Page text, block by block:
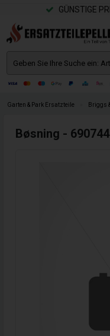
GÜNSTIGE
Garten & Park Ersatzteile Briggs
Bøsning -